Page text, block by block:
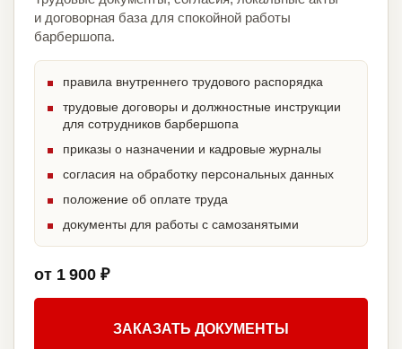
и договорная база для спокойной работы
барбершопа.
правила внутреннего трудового распорядка
трудовые договоры и должностные инструкции
для сотрудников барбершопа
приказы о назначении и кадровые журналы
согласия на обработку персональных данных
положение об оплате труда
документы для работы с самозанятыми
от 1 900 ₽
ЗАКАЗАТЬ ДОКУМЕНТЫ